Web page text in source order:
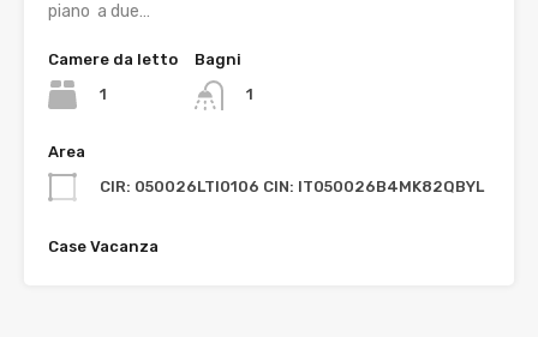
piano a due…
Camere da letto
1
Bagni
1
Area
CIR: 050026LTI0106 CIN: IT050026B4MK82QBYL
Case Vacanza